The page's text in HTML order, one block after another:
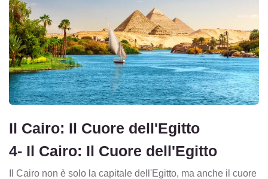
Il Cairo: Il Cuore dell'Egitto
4- Il Cairo: Il Cuore dell'Egitto
Il Cairo non è solo la capitale dell'Egitto, ma anche il cuore